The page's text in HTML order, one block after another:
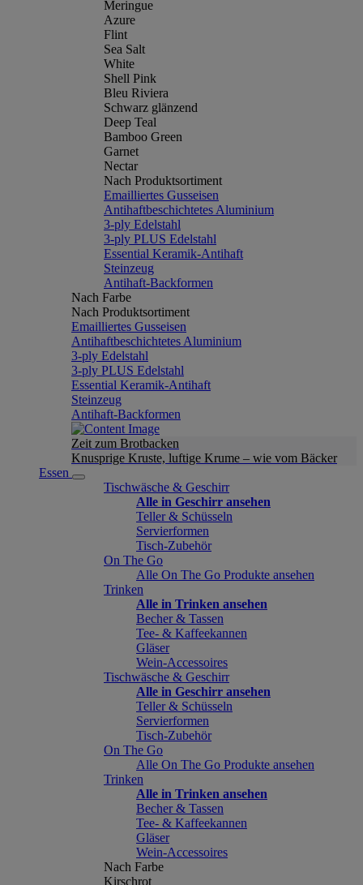
Meringue
Azure
Flint
Sea Salt
White
Shell Pink
Bleu Riviera
Schwarz glänzend
Deep Teal
Bamboo Green
Garnet
Nectar
Nach Produktsortiment
Emailliertes Gusseisen
Antihaftbeschichtetes Aluminium
3-ply Edelstahl
3-ply PLUS Edelstahl
Essential Keramik-Antihaft
Steinzeug
Antihaft-Backformen
Nach Farbe
Nach Produktsortiment
Emailliertes Gusseisen
Antihaftbeschichtetes Aluminium
3-ply Edelstahl
3-ply PLUS Edelstahl
Essential Keramik-Antihaft
Steinzeug
Antihaft-Backformen
Zeit zum Brotbacken
Knusprige Kruste, luftige Krume – wie vom Bäcker
Essen
Tischwäsche & Geschirr
Alle in Geschirr ansehen
Teller & Schüsseln
Servierformen
Tisch-Zubehör
On The Go
Alle On The Go Produkte ansehen
Trinken
Alle in Trinken ansehen
Becher & Tassen
Tee- & Kaffeekannen
Gläser
Wein-Accessoires
Tischwäsche & Geschirr
Alle in Geschirr ansehen
Teller & Schüsseln
Servierformen
Tisch-Zubehör
On The Go
Alle On The Go Produkte ansehen
Trinken
Alle in Trinken ansehen
Becher & Tassen
Tee- & Kaffeekannen
Gläser
Wein-Accessoires
Nach Farbe
Kirschrot